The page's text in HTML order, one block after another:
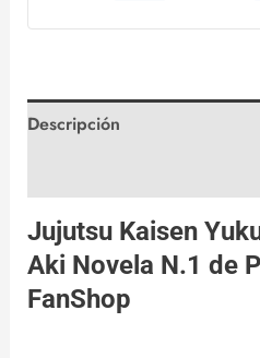
Descripción
Jujutsu Kaisen
Aki Novela N.1 de
FanShop